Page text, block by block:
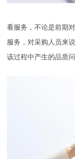
看服务，不论是前期
服务，对采购人员来
该过程中产生的品质